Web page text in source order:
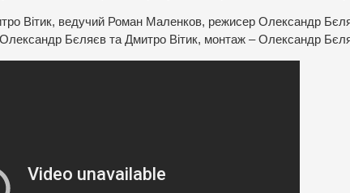
Вітик, ведучий Роман Маленков, режисер Олександр
Бєляєв та Дмитро Вітик, монтаж – Олександр